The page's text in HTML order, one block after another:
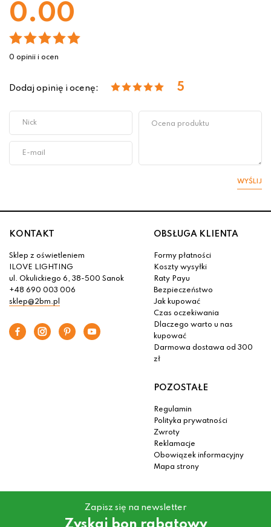
0.00
0 opinii i ocen
Dodaj opinię i ocenę: 5
WYŚLIJ
KONTAKT
Sklep z oświetleniem
ILOVE LIGHTING
ul. Okulickiego 6, 38-500 Sanok
+48 690 003 006
sklep@2bm.pl
OBSŁUGA KLIENTA
Formy płatności
Koszty wysyłki
Raty Payu
Bezpieczeństwo
Jak kupować
Czas oczekiwania
Dlaczego warto u nas
kupować
Darmowa dostawa od 300
zł
POZOSTAŁE
Regulamin
Polityka prywatności
Zwroty
Reklamacje
Obowiązek informacyjny
Mapa strony
Zapisz się na newsletter